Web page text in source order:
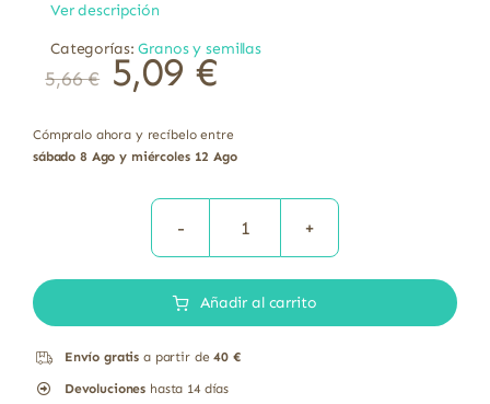
Ver descripción
Categorías:Granos y semillas
5,66€ 5,09€
Cómpralo ahora y recíbelo entre
sábado 8 Ago y miércoles 12 Ago
Vitaseeds
molido
Añadir al carrito
Envío gratis a partir de40 €
Devoluciones hasta 14 días